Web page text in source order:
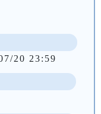
20 23:59